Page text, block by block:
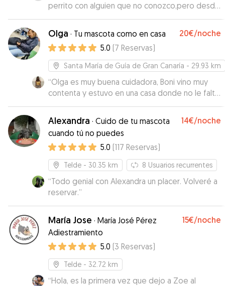
perrito con alguien que no conozco,pero desde
el principio mi perro se sintió a gusto,ellos son
muy atentos y se nota que saben cómo
cuidarlos,así que si eres como yo que te cuesta
confiar este es tu sitio😉”
Olga · Tu mascota como en casa 20€/noche
5.0 (7 Reservas)
Santa María de Guía de Gran Canaría - 29.93 km
“Olga es muy buena cuidadora, Boni vino muy
contenta y estuvo en una casa donde no le falto
el cariño, repetiré con ella seguro.”
Alexandra · Cuido de tu mascota
cuando tú no puedes
14€/noche
5.0 (117 Reservas)
Telde - 30.35 km 8 Usuarios recurrentes
“Todo genial con Alexandra un placer. Volveré a
reservar.”
María Jose · María José Pérez
Adiestramiento
15€/noche
5.0 (3 Reservas)
Telde - 32.72 km
“Hola, es la primera vez que dejo a Zoe al